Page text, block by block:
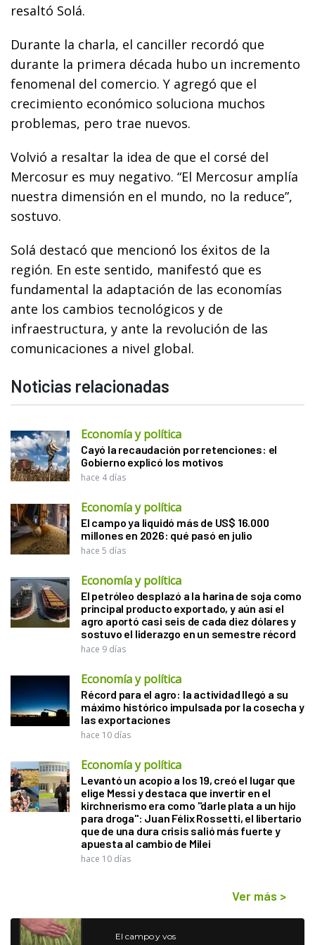
resaltó Solá.
Durante la charla, el canciller recordó que
durante la primera década hubo un incremento
fenomenal del comercio. Y agregó que el
crecimiento económico soluciona muchos
problemas, pero trae nuevos.
Volvió a resaltar la idea de que el corsé del
Mercosur es muy negativo. “El Mercosur amplía
nuestra dimensión en el mundo, no la reduce”,
sostuvo.
Solá destacó que mencionó los éxitos de la
región. En este sentido, manifestó que es
fundamental la adaptación de las economías
ante los cambios tecnológicos y de
infraestructura, y ante la revolución de las
comunicaciones a nivel global.
Noticias relacionadas
Economía y política
Cayó la recaudación por retenciones: el
Gobierno explicó los motivos
hace 4 días
Economía y política
El campo ya liquidó más de US$ 16.000
millones en 2026: qué pasó en julio
hace 5 días
Economía y política
El petróleo desplazó a la harina de soja como
principal producto exportado, y aún así el
agro aportó casi seis de cada diez dólares y
sostuvo el liderazgo en un semestre récord
hace 9 días
Economía y política
Récord para el agro: la actividad llegó a su
máximo histórico impulsada por la cosecha y
las exportaciones
hace 10 días
Economía y política
Levantó un acopio a los 19, creó el lugar que
elige Messi y destaca que invertir en el
kirchnerismo era como "darle plata a un hijo
para droga": Juan Félix Rossetti, el libertario
que de una dura crisis salió más fuerte y
apuesta al cambio de Milei
hace 10 días
Ver más >
El campo y vos